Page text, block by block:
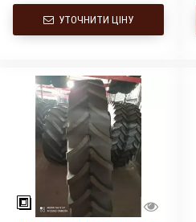
УТОЧНИТИ ЦІНУ